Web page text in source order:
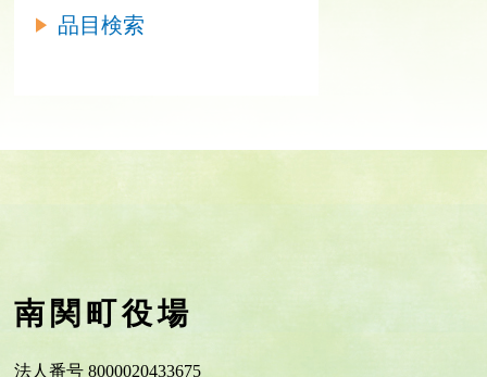
品目検索
南関町役場
法人番号 8000020433675